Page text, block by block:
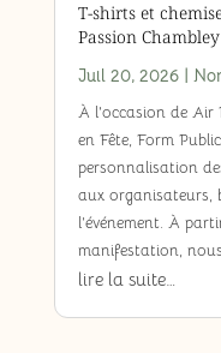
T-shirts et
Passion
Juil 20, 2026|
À l’occasion de Air
en Fête, Form
personnalisation
aux organisateurs,
l’événement. À
manifestation,
lire la suite…